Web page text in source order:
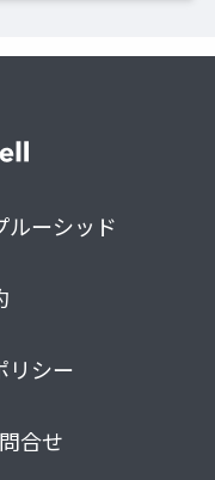
ルーシッド
リシー
合せ